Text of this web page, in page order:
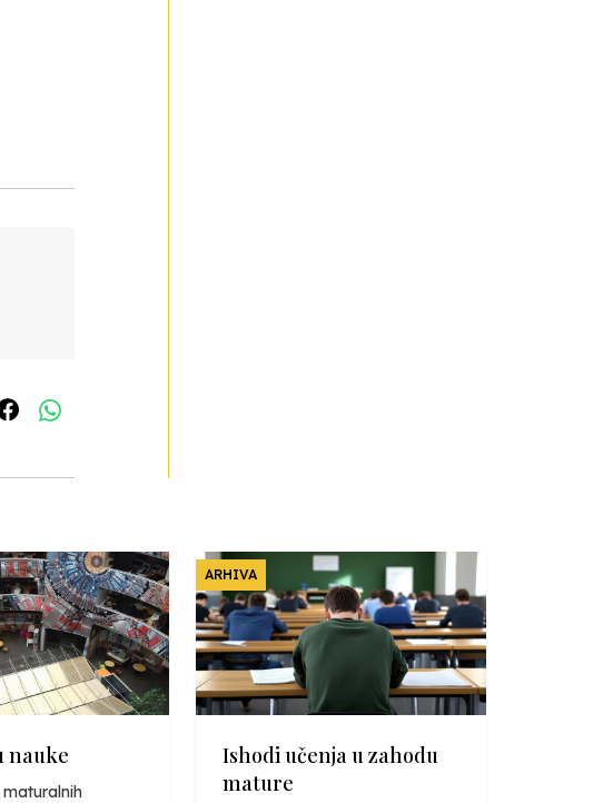
nauke
ARHIVA
Ishodi učenja u zahodu
mature